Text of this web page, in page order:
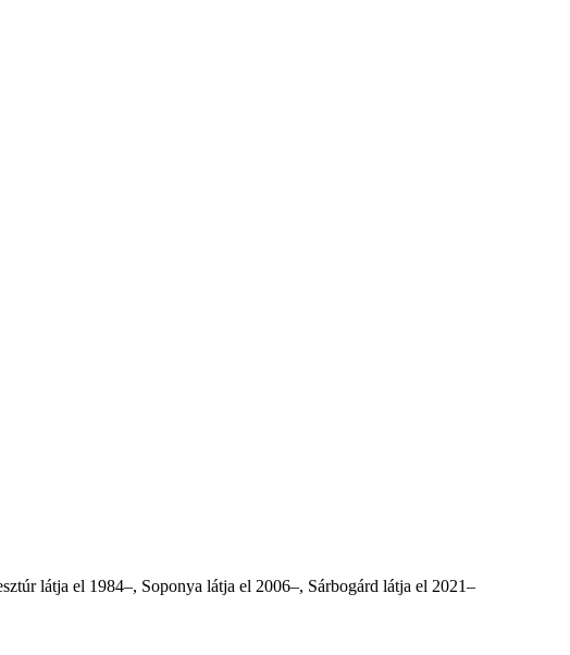
látja el 1984–, Soponya látja el 2006–, Sárbogárd látja el 2021–